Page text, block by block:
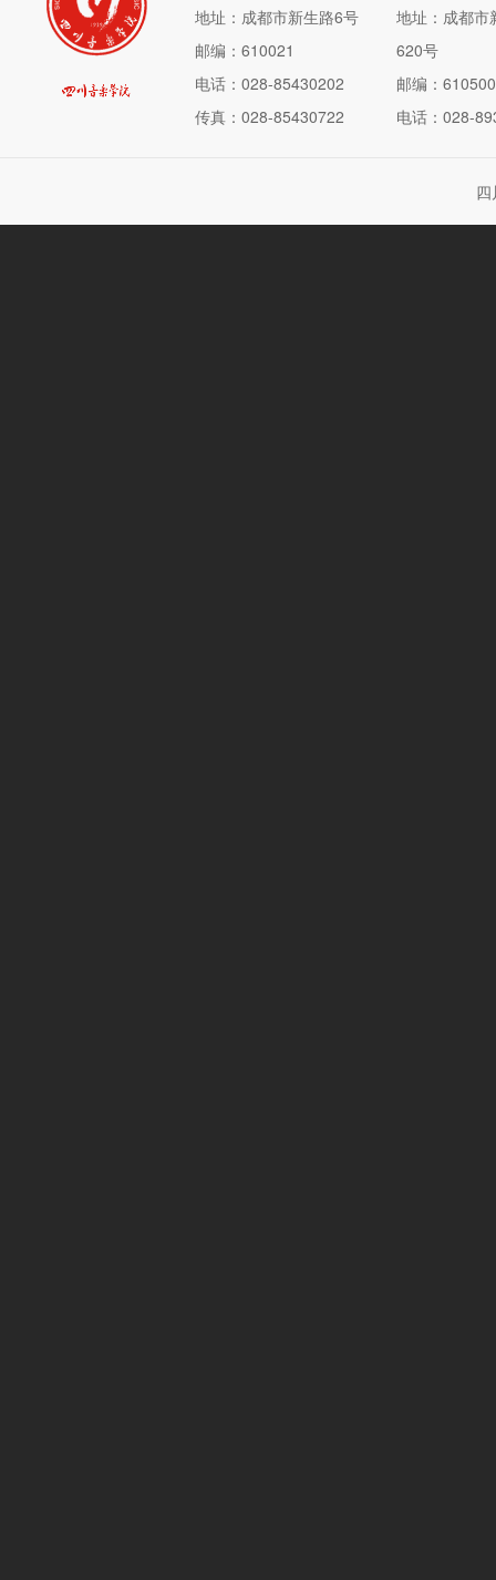
地址：成都市新生路6号
邮编：610021
电话：028-85430202
传真：028-85430722
地址：成都市
620号
邮编：610500
电话：028-